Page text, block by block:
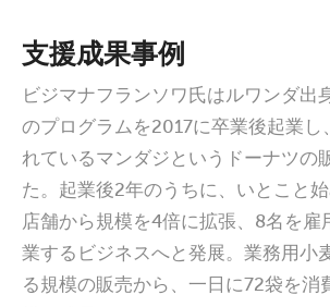
支援成果事例
ビジマナフランソワ氏はルワンダ出
のプログラムを2017に卒業後起業し
れているマンダジというドーナツの
た。起業後2年のうちに、いとこと
店舗から規模を4倍に拡張、8名を雇
業するビジネスへと発展。業務用小
る規模の販売から、一日に72袋を消